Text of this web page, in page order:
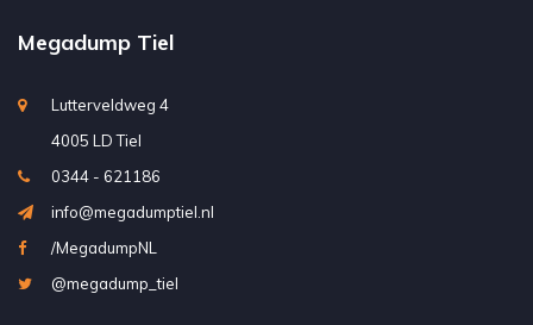
Megadump Tiel
Lutterveldweg 4
4005 LD Tiel
0344 - 621186
info@megadumptiel.nl
/MegadumpNL
@megadump_tiel